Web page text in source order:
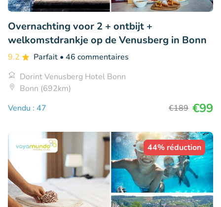
Overnachting voor 2 + ontbijt +
welkomstdrankje op de Venusberg in Bonn
9.2 Parfait • 46 commentaires
Dorint Venusberg Hotel Bonn
Bonn (692km)
Vendu : 47
€189 €99
44% réduction